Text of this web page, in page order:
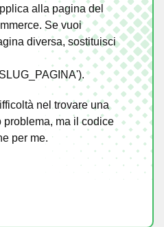
alla pagina del
Se vuoi
diversa, sostituisci
nel trovare una
problema, ma il codice
per me.